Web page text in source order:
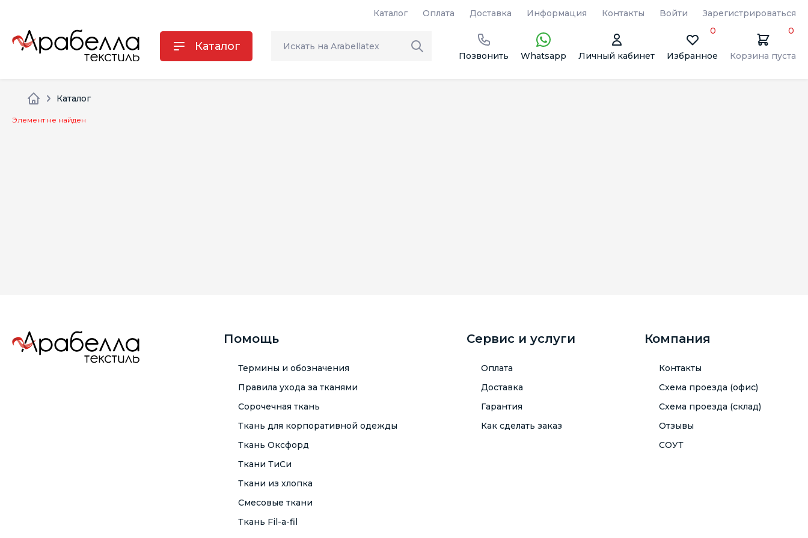
Каталог Оплата Доставка Информация Контакты Войти Зарегистрироваться
Каталог
Позвонить Whatsapp Личный кабинет Избранное
0
Корзина пуста
0
Каталог
Элемент не найден
Помощь
Термины и обозначения
Правила ухода за тканями
Сорочечная ткань
Ткань для корпоративной одежды
Ткань Оксфорд
Ткани ТиСи
Ткани из хлопка
Смесовые ткани
Ткань Fil-a-fil
Сервис и услуги
Оплата
Доставка
Гарантия
Как сделать заказ
Компания
Контакты
Схема проезда (офис)
Схема проезда (склад)
Отзывы
СОУТ